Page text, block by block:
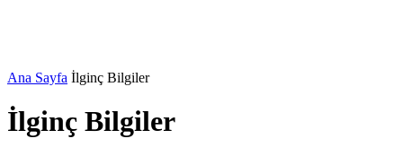
Ana Sayfa İlginç Bilgiler
İlginç Bilgiler